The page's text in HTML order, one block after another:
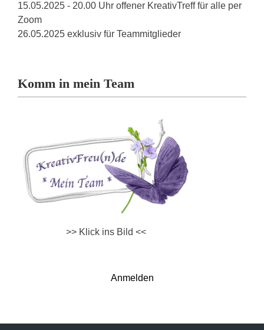
15.05.2025 - 20.00 Uhr offener KreativTreff für alle per
Zoom
26.05.2025 exklusiv für Teammitglieder
Komm in mein Team
>> Klick ins Bild <<
Anmelden